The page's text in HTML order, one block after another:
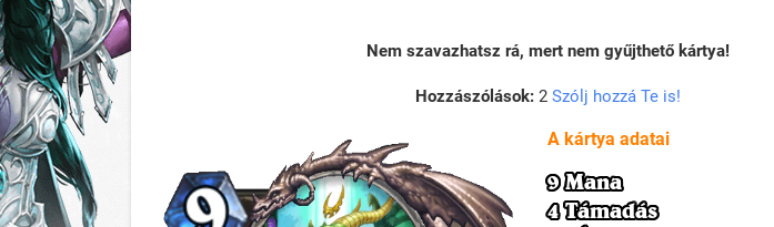
Nem szavazhatsz rá, mert nem gyűjthető kártya!
Hozzászólások:2 Szólj hozzá Te is!
A kártya adatai
9 Mana
4 Támadás